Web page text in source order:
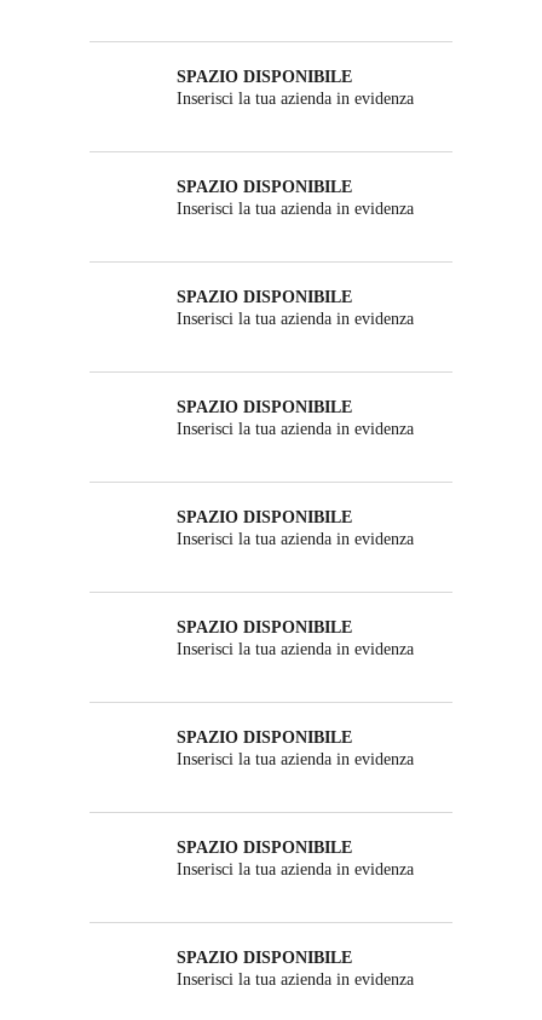
SPAZIO DISPONIBILE
Inserisci la tua azienda in evidenza
SPAZIO DISPONIBILE
Inserisci la tua azienda in evidenza
SPAZIO DISPONIBILE
Inserisci la tua azienda in evidenza
SPAZIO DISPONIBILE
Inserisci la tua azienda in evidenza
SPAZIO DISPONIBILE
Inserisci la tua azienda in evidenza
SPAZIO DISPONIBILE
Inserisci la tua azienda in evidenza
SPAZIO DISPONIBILE
Inserisci la tua azienda in evidenza
SPAZIO DISPONIBILE
Inserisci la tua azienda in evidenza
SPAZIO DISPONIBILE
Inserisci la tua azienda in evidenza